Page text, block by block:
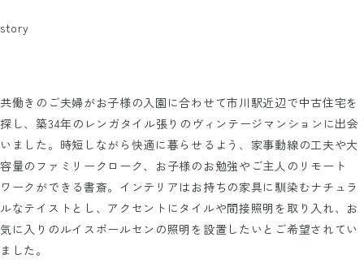
story
共働きのご夫婦がお子様の入園に合わせて市川駅近辺で中古住宅を
探し、築34年のレンガタイル張りのヴィンテージマンションに出会
いました。時短しながら快適に暮らせるよう、家事動線の工夫や大
容量のファミリークローク、お子様のお勉強やご主人のリモート
ワークができる書斎。インテリアはお持ちの家具に馴染むナチュラ
ルなテイストとし、アクセントにタイルや間接照明を取り入れ、お
気に入りのルイスポールセンの照明を設置したいとご希望されてい
ました。